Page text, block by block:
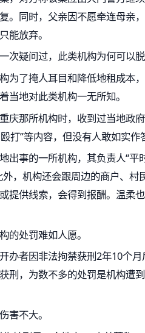
。同时，父亲因不愿牵连母亲
能放弃。
次疑问过，此类机构为何可以
为了掩人耳目和降低地租成本
当地对此类机构一无所知。
庆那所机构时，收到过当地政
打”等内容，但没有人敢如实作
出事的一所机构，其负责人“平
外，机构还会跟周边的商户、
提供线索，会得到报酬。温柔
的处罚难如人愿。
办者因非法拘禁获刑2年10个
刑，为数不多的处罚是机构遭
害不大。